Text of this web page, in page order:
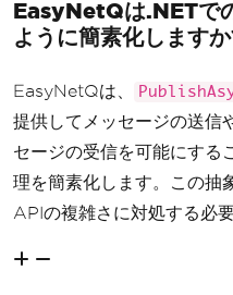
EasyNetQは.NETで
ように簡素化します
EasyNetQは、
提供してメッセージの送信
セージの受信を可能にする
理を簡素化します。この
APIの複雑さに対処する必